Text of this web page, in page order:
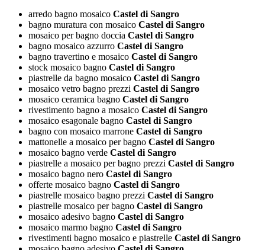
arredo bagno mosaico Castel di Sangro
bagno muratura con mosaico Castel di Sangro
mosaico per bagno doccia Castel di Sangro
bagno mosaico azzurro Castel di Sangro
bagno travertino e mosaico Castel di Sangro
stock mosaico bagno Castel di Sangro
piastrelle da bagno mosaico Castel di Sangro
mosaico vetro bagno prezzi Castel di Sangro
mosaico ceramica bagno Castel di Sangro
rivestimento bagno a mosaico Castel di Sangro
mosaico esagonale bagno Castel di Sangro
bagno con mosaico marrone Castel di Sangro
mattonelle a mosaico per bagno Castel di Sangro
mosaico bagno verde Castel di Sangro
piastrelle a mosaico per bagno prezzi Castel di Sangro
mosaico bagno nero Castel di Sangro
offerte mosaico bagno Castel di Sangro
piastrelle mosaico bagno prezzi Castel di Sangro
piastrelle mosaico per bagno Castel di Sangro
mosaico adesivo bagno Castel di Sangro
mosaico marmo bagno Castel di Sangro
rivestimenti bagno mosaico e piastrelle Castel di Sangro